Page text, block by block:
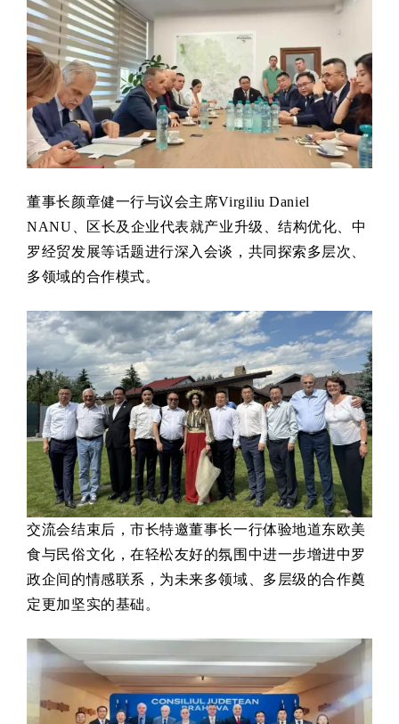
董事长颜章健一行与议会主席Virgiliu Daniel
NANU、区长及企业代表就产业升级、结构优化、中
罗经贸发展等话题进行深入会谈，共同探索多层次、
多领域的合作模式。
交流会结束后，市长特邀董事长一行体验地道东欧美
食与民俗文化，在轻松友好的氛围中进一步增进中罗
政企间的情感联系，为未来多领域、多层级的合作奠
定更加坚实的基础。